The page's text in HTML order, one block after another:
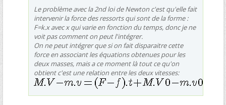
Le problème avec la 2nd loi de Newton c'est qu'elle fait
intervenir la force des ressorts qui sont de la forme :
F=k.x avec x qui varie en fonction du temps, donc je ne
voit pas comment on peut l'intégrer.
On ne peut intégrer que si on fait disparaitre cette
force en associant les équations obtenues pour les
deux masses, mais a ce moment là tout ce qu'on
obtient c'est une relation entre les deux vitesses: